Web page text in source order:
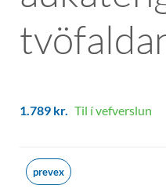
1.789 kr. Til í vefverslun
prevex